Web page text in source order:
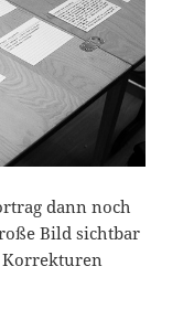
dann noch
Bild sichtbar
Korrekturen